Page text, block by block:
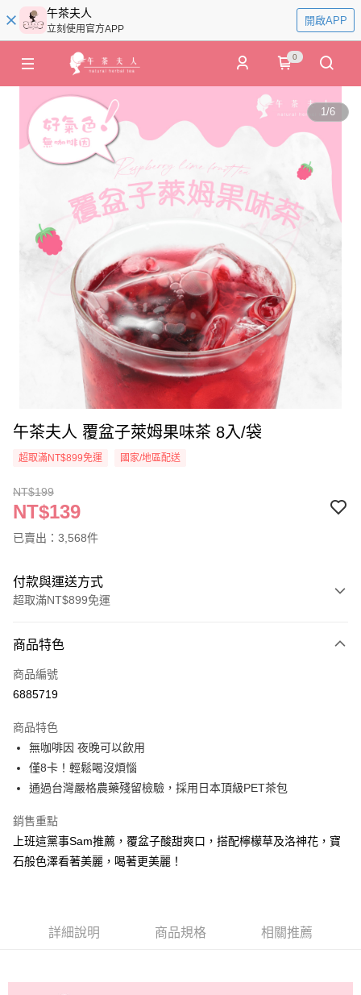
午茶夫人
立刻使用官方APP
開啟APP
0
1/6
午茶夫人 覆盆子萊姆果味茶 8入/袋
超取滿NT$899免運 國家/地區配送
NT$199
NT$139
已賣出：3,568件
付款與運送方式
超取滿NT$899免運
信用卡一次付款
超商取貨付款
Apple Pay
街口支付
Google Pay
ATM付款
全家取貨付款
付款後全家取貨
商品特色
商品編號
6885719
商品特色
無咖啡因 夜晚可以飲用
僅8卡！輕鬆喝沒煩惱
通過台灣嚴格農藥殘留檢驗，採用日本頂級PET茶包
銷售重點
上班這黨事Sam推薦，覆盆子酸甜爽口，搭配檸檬草及洛神花，寶
石般色澤看著美麗，喝著更美麗！
詳細說明 商品規格 相關推薦